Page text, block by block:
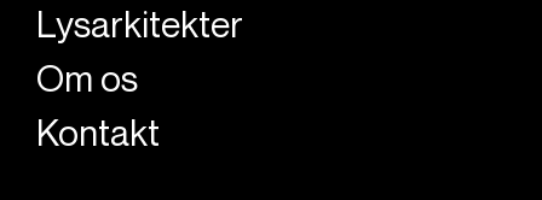
Lysarkitekter
Om os
Kontakt